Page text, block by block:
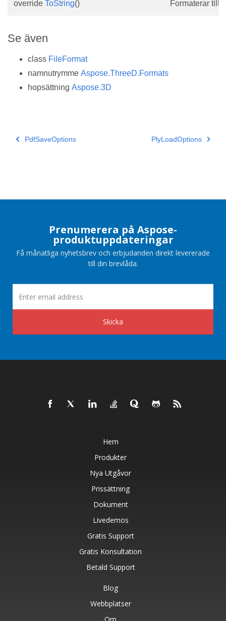
override ToString() Formaterar till
Se även
class FileFormat
namnutrymme Aspose.ThreeD.Formats
hopsättning Aspose.3D
PdfSaveOptions PlyLoadOptions
Prenumerera på Aspose-
produktuppdateringar
Få månatliga nyhetsbrev och erbjudanden direkt levererade
till din brevlåda.
Skicka
Hem
Produkter
Nya Utgåvor
Prissättning
Dokument
Livedemos
Gratis Support
Gratis Konsultation
Betald Support
Blog
Webbplatser